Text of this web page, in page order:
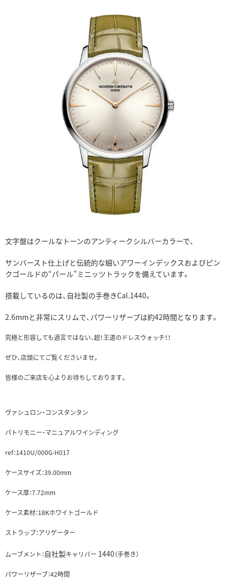
文字盤はクールなトーンのアンティークシルバーカラーで、
サンバースト仕上げと伝統的な細いアワーインデックスおよびピン
クゴールドの“パール”ミニッツトラックを備えています。
搭載しているのは、自社製の手巻きCal.1440。
2.6mmと非常にスリムで、パワーリザーブは約42時間となります。
究極と形容しても過言ではない、超！王道のドレスウォッチ！！
ぜひ、店頭にてご覧くださいませ。
皆様のご来店を心よりお待ちしております。
ヴァシュロン・コンスタンタン
パトリモニー・マニュアルワインディング
ref：1410U/000G-H017
ケースサイズ：39.00mm
ケース厚：7.72mm
ケース素材：18Kホワイトゴールド
ストラップ：アリゲーター
ムーブメント：自社製キャリバー 1440（手巻き）
パワーリザーブ：42時間